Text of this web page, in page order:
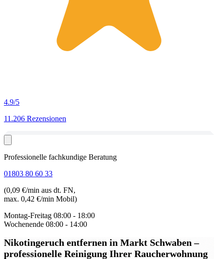
4.9/5
11.206 Rezensionen
Professionelle fachkundige Beratung
01803 80 60 33
(0,09 €/min aus dt. FN,
max. 0,42 €/min Mobil)
Montag-Freitag 08:00 - 18:00
Wochenende 08:00 - 14:00
Nikotingeruch entfernen in Markt Schwaben–
professionelle Reinigung Ihrer Raucherwohnung